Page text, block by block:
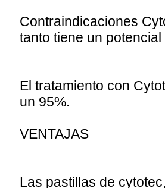
Contraindicaciones
tanto tiene un
El tratamiento con
un 95%.
VENTAJAS
Las pastillas de